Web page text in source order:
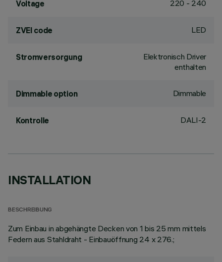
Voltage 220 - 240
ZVEI code LED
Stromversorgung
Elektronisch Driver
enthalten
Dimmable option Dimmable
Kontrolle DALI-2
INSTALLATION
BESCHREIBUNG
Zum Einbau in abgehängte Decken von 1 bis 25 mm mittels
Federn aus Stahldraht - Einbauöffnung 24 x 276.;